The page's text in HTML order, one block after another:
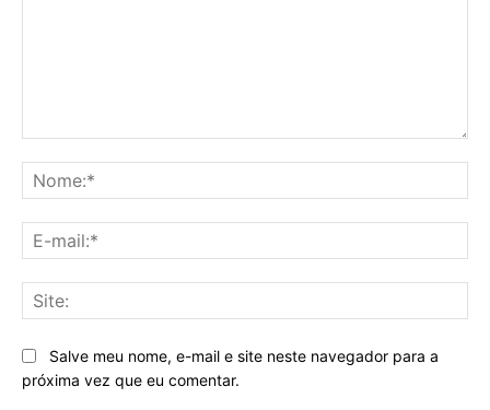
Salve meu nome, e-mail e site neste navegador para a
próxima vez que eu comentar.